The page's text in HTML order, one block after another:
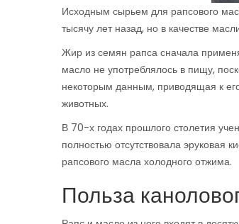
Исходным сырьем для рапсового
тысячу лет назад, но в качестве
Жир из семян рапса сначала
масло не употреблялось в пищу,
некоторым данным, приводящая к
животных.
В 70-х годах прошлого столетия
полностью отсутствовала эруковая
рапсового масла холодного отжима.
Польза